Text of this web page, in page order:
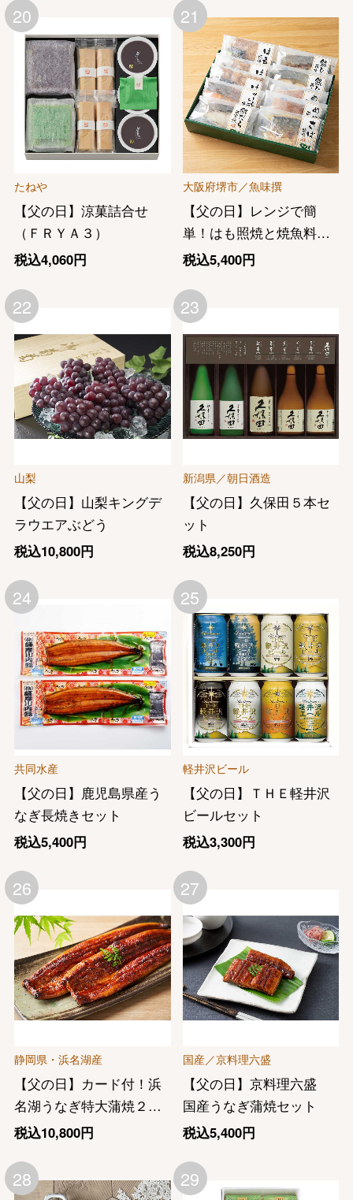
たねや
【父の日】涼菓詰合せ
（ＦＲＹＡ３）
税込4,060円
20
大阪府堺市／魚味撰
【父の日】レンジで簡
単！はも照焼と焼魚料理
セット
税込5,400円
21
山梨
【父の日】山梨キングデ
ラウエアぶどう
税込10,800円
22
新潟県／朝日酒造
【父の日】久保田５本セ
ット
税込8,250円
23
共同水産
【父の日】鹿児島県産う
なぎ長焼きセット
税込5,400円
24
軽井沢ビール
【父の日】ＴＨＥ軽井沢
ビールセット
税込3,300円
25
静岡県・浜名湖産
【父の日】カード付！浜
名湖うなぎ特大蒲焼２人
前（２１０ｇｘ２尾）
税込10,800円
26
国産／京料理六盛
【父の日】京料理六盛
国産うなぎ蒲焼セット
税込5,400円
27
28 29